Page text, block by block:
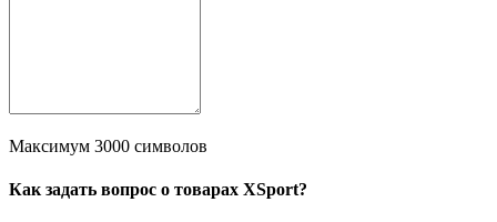
Максимум 3000 символов
Как задать вопрос о товарах XSport?